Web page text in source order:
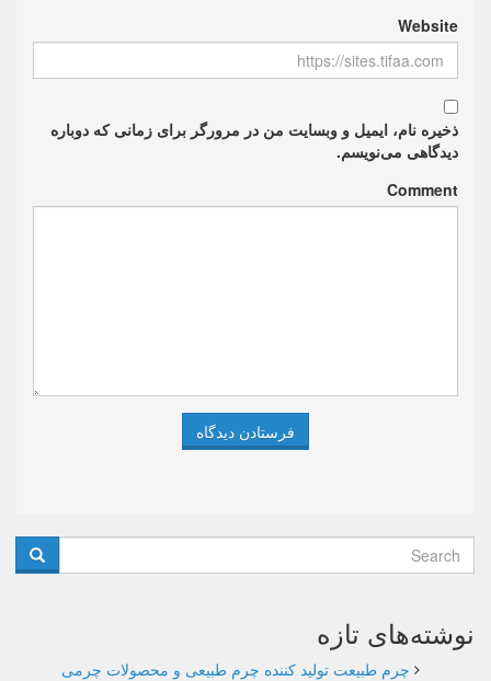
Website
ذخیره نام، ایمیل و وبسایت من در مرورگر برای زمانی که دوباره
دیدگاهی می‌نویسم.
Comment
نوشته‌های تازه
چرم طبیعت تولید کننده چرم طبیعی و محصولات چرمی